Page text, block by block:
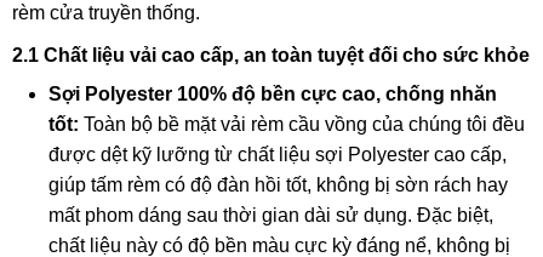
rèm cửa truyền thống.
2.1 Chất liệu vải cao cấp, an toàn tuyệt đối cho sức khỏe
Sợi Polyester 100% độ bền cực cao, chống nhăn
tốt: Toàn bộ bề mặt vải rèm cầu vồng của chúng tôi đều
được dệt kỹ lưỡng từ chất liệu sợi Polyester cao cấp,
giúp tấm rèm có độ đàn hồi tốt, không bị sờn rách hay
mất phom dáng sau thời gian dài sử dụng. Đặc biệt,
chất liệu này có độ bền màu cực kỳ đáng nể, không bị